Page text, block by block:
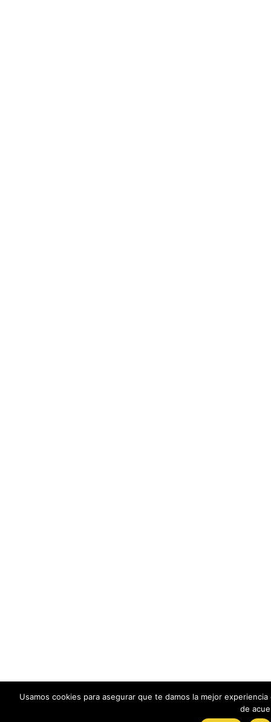
Usamos cookies para asegurar que te damos la mejor
de